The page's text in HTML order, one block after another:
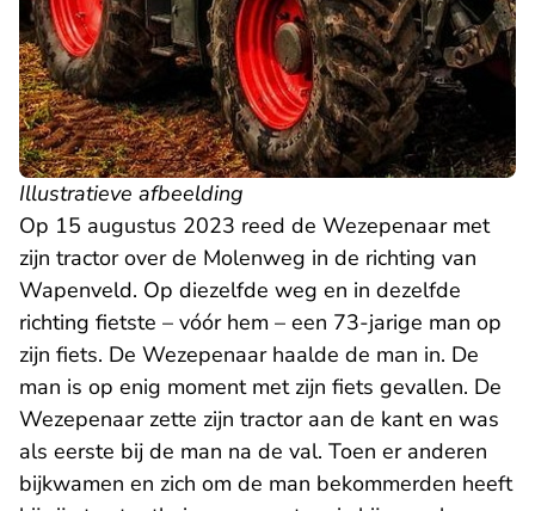
Illustratieve afbeelding
Op 15 augustus 2023 reed de Wezepenaar met
zijn tractor over de Molenweg in de richting van
Wapenveld. Op diezelfde weg en in dezelfde
richting fietste – vóór hem – een 73-jarige man op
zijn fiets. De Wezepenaar haalde de man in. De
man is op enig moment met zijn fiets gevallen. De
Wezepenaar zette zijn tractor aan de kant en was
als eerste bij de man na de val. Toen er anderen
bijkwamen en zich om de man bekommerden heeft